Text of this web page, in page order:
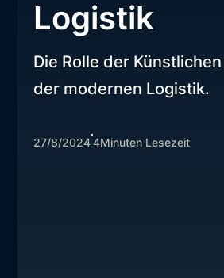
Logistik
Die Rolle der
der modernen Logistik.
27/8/2024 4Minuten Lesezeit